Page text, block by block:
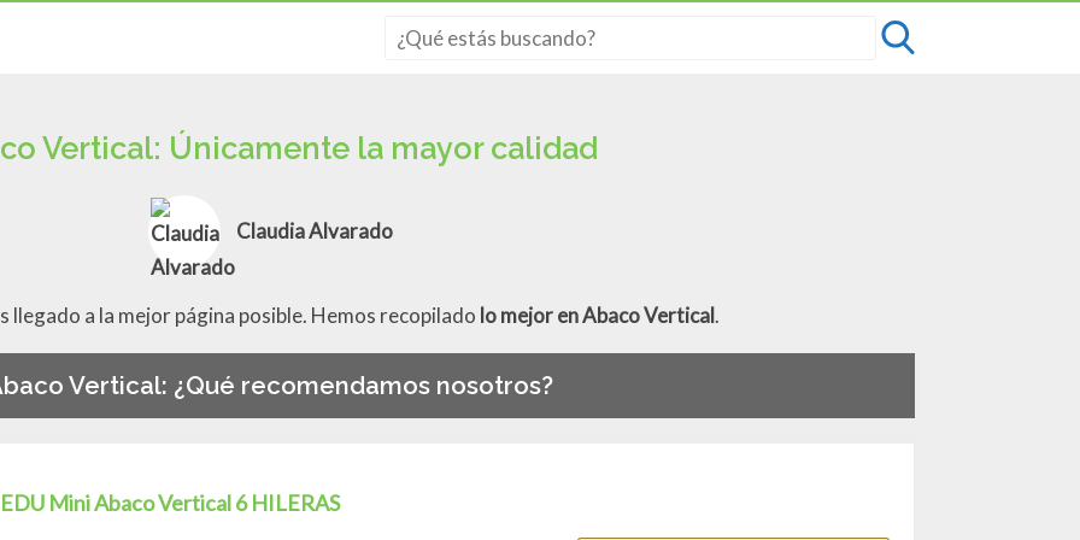
Vertical: Únicamente la mayor calidad
Claudia Alvarado
llegado a la mejor página posible. Hemos recopilado lo mejor en Abaco Vertical.
Vertical: ¿Qué recomendamos nosotros?
EDU Mini Abaco Vertical 6 HILERAS